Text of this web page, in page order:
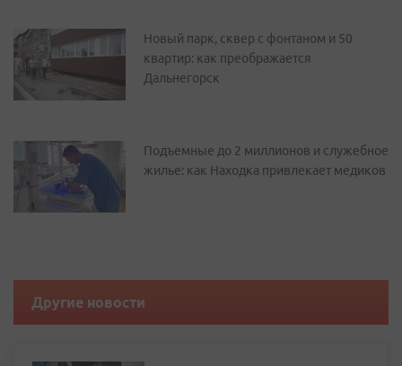
Новый парк, сквер с фонтаном и 50
квартир: как преображается
Дальнегорск
Подъемные до 2 миллионов и служебное
жилье: как Находка привлекает медиков
Другие новости